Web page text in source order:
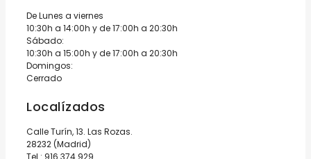
De Lunes a viernes
10:30h a 14:00h y de 17:00h a 20:30h
Sábado:
10:30h a 15:00h y de 17:00h a 20:30h
Domingos:
Cerrado
Localízados
Calle Turín, 13. Las Rozas.
28232 (Madrid)
Tel.: 916 374 929